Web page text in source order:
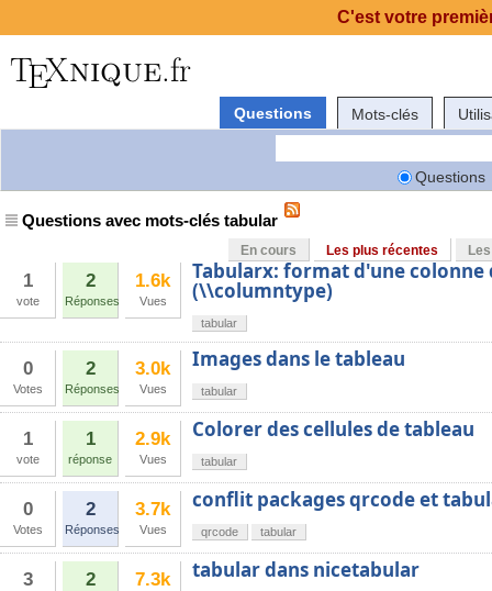
Questions Mots-clés
Questions
Questions avec mots-clés tabular
En cours Les plus récentes
1
vote
2
Réponses
1.6k
Vues
Tabularx: format d'une colonne
(\\columntype)
tabular
0
Votes
2
Réponses
3.0k
Vues
Images dans le tableau
tabular
1
vote
1
réponse
2.9k
Vues
Colorer des cellules de tableau
tabular
0
Votes
2
Réponses
3.7k
Vues
conflit packages qrcode et
qrcode tabular
3 2 7.3k tabular dans nicetabular
C'est votre